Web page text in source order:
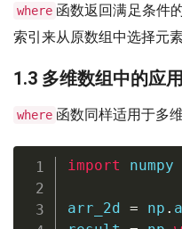
where 函数返回满足条件
索引来从原数组中选择元素
1.3 多维数组中的应用
where 函数同样适用于多
import numpy
arr_2d = np .